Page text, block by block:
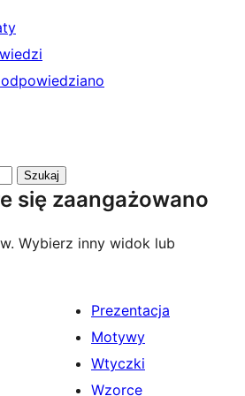
się zaangażowano
Wybierz inny widok lub
Prezentacja
Motywy
Wtyczki
Wzorce